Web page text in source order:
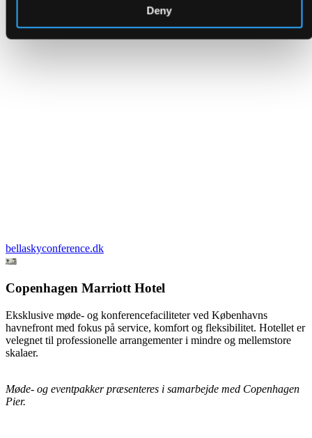
Deny
bellaskyconference.dk
Copenhagen Marriott Hotel
Eksklusive møde- og konferencefaciliteter ved Københavns
havnefront med fokus på service, komfort og fleksibilitet. Hotellet er
velegnet til professionelle arrangementer i mindre og mellemstore
skalaer.
Møde- og eventpakker præsenteres i samarbejde med Copenhagen
Pier.